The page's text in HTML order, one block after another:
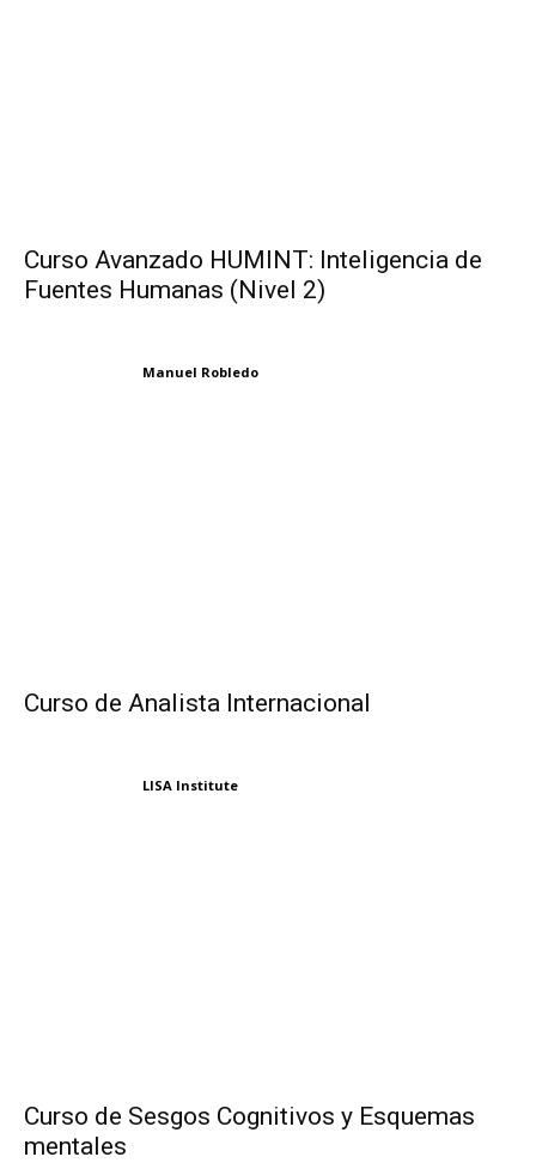
Curso Avanzado HUMINT: Inteligencia de
Fuentes Humanas (Nivel 2)
Manuel Robledo
Curso de Analista Internacional
LISA Institute
Curso de Sesgos Cognitivos y Esquemas
mentales